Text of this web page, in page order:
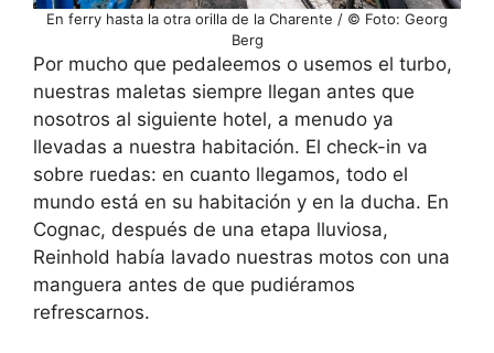
En ferry hasta la otra orilla de la Charente / © Foto: Georg
Berg
Por mucho que pedaleemos o usemos el turbo,
nuestras maletas siempre llegan antes que
nosotros al siguiente hotel, a menudo ya
llevadas a nuestra habitación. El check-in va
sobre ruedas: en cuanto llegamos, todo el
mundo está en su habitación y en la ducha. En
Cognac, después de una etapa lluviosa,
Reinhold había lavado nuestras motos con una
manguera antes de que pudiéramos
refrescarnos.